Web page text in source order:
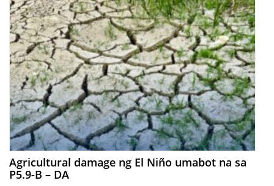
Agricultural damage ng El Niño umabot na sa
P5.9-B – DA